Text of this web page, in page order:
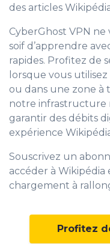
des articles
CyberGhost VPN
soif d’apprendre
rapides. Profitez de
lorsque vous
ou dans une zone à
notre infrastructure
garantir des débits
expérience
Souscrivez un
accéder à Wikipédia
chargement à
Profitez